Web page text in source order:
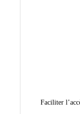
Faciliter